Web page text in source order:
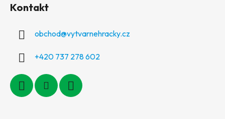
Kontakt
obchod@vytvarnehracky.cz
+420 737 278 602